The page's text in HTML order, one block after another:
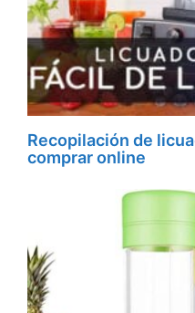
Recopilación de
comprar online